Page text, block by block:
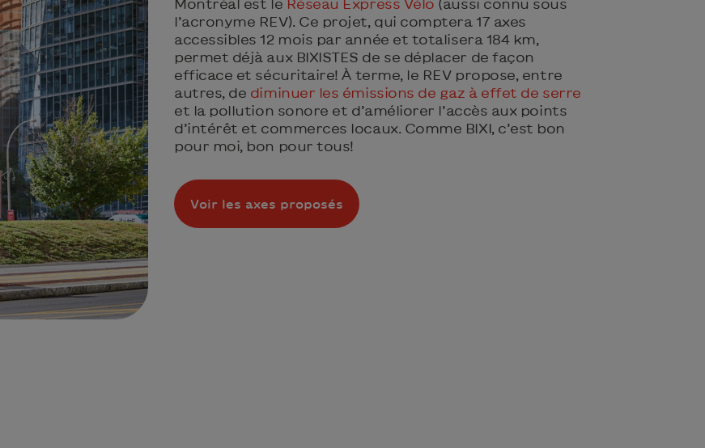
Montréal est le Réseau Express Vélo (aussi connu sous
l’acronyme REV). Ce projet, qui comptera 17 axes
accessibles 12 mois par année et totalisera 184 km,
permet déjà aux BIXISTES de se déplacer de façon
efficace et sécuritaire! À terme, le REV propose, entre
autres, de diminuer les émissions de gaz à effet de serre
et la pollution sonore et d’améliorer l’accès aux points
d’intérêt et commerces locaux. Comme BIXI, c’est bon
pour moi, bon pour tous!
Voir les axes proposés